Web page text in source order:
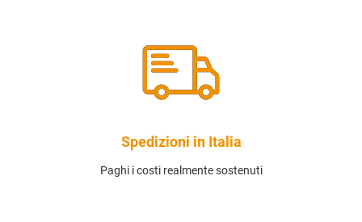
Spedizioni in Italia
Paghi i costi realmente sostenuti